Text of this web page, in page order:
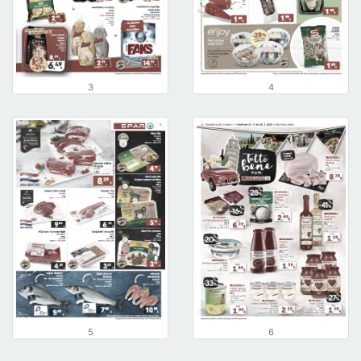
3 4
5 6